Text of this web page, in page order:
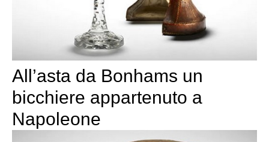
All’asta da Bonhams un
bicchiere appartenuto a
Napoleone